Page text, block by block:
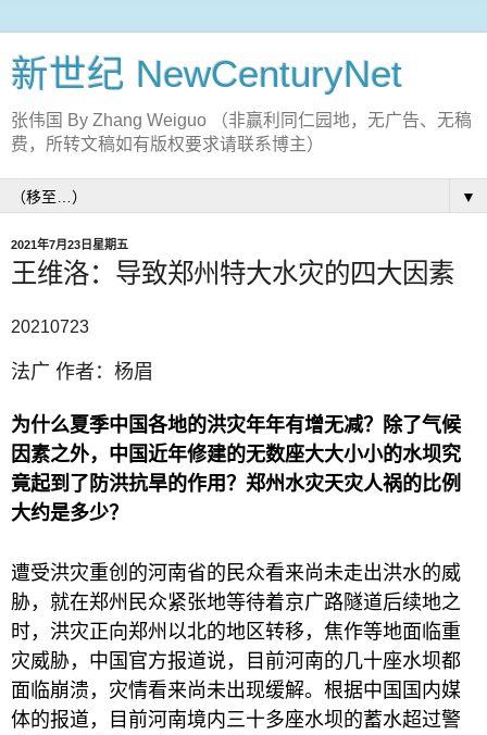
新世纪 NewCenturyNet
张伟国 By Zhang Weiguo （非赢利同仁园地，无广告、无稿
费，所转文稿如有版权要求请联系博主）
▼
2021年7月23日星期五
王维洛：导致郑州特大水灾的四大因素
20210723
法广 作者：杨眉
为什么夏季中国各地的洪灾年年有增无减？除了气候
因素之外，中国近年修建的无数座大大小小的水坝究
竟起到了防洪抗旱的作用？郑州水灾天灾人祸的比例
大约是多少？
遭受洪灾重创的河南省的民众看来尚未走出洪水的威
胁，就在郑州民众紧张地等待着京广路隧道后续地之
时，洪灾正向郑州以北的地区转移，焦作等地面临重
灾威胁，中国官方报道说，目前河南的几十座水坝都
面临崩溃，灾情看来尚未出现缓解。根据中国国内媒
体的报道，目前河南境内三十多座水坝的蓄水超过警